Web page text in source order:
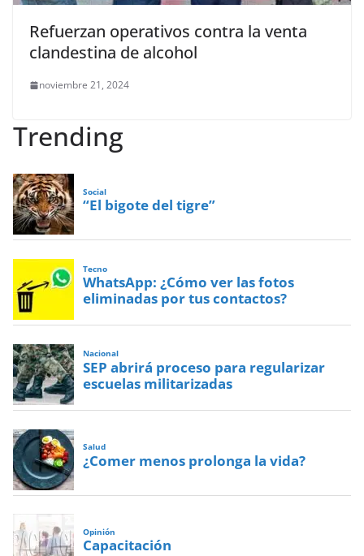
Refuerzan operativos contra la venta
clandestina de alcohol
noviembre 21, 2024
Trending
Social
“El bigote del tigre”
Tecno
WhatsApp: ¿Cómo ver las fotos
eliminadas por tus contactos?
Nacional
SEP abrirá proceso para regularizar
escuelas militarizadas
Salud
¿Comer menos prolonga la vida?
Opinión
Capacitación